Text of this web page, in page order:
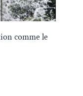
comme le